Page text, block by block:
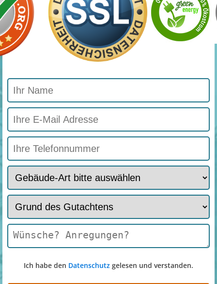
Ich habe den Datenschutz gelesen und verstanden.